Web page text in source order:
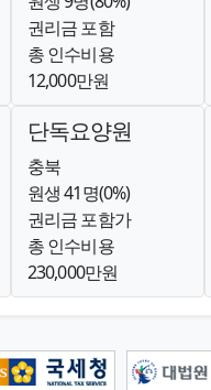
권리금 포함
총 인수비용
12,000만원
단독요양원
충북
원생 41명(0%)
권리금 포함가
총 인수비용
230,000만원